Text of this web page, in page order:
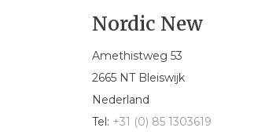
Nordic New
Amethistweg 53
2665 NT Bleiswijk
Nederland
Tel: +31 (0) 85 1303619